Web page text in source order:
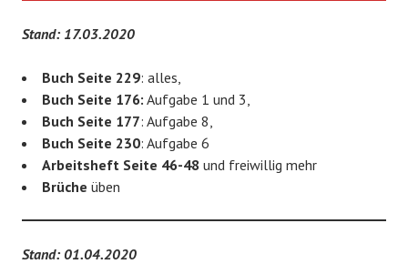
Stand: 17.03.2020
Buch Seite 229: alles,
Buch Seite 176: Aufgabe 1 und 3,
Buch Seite 177: Aufgabe 8,
Buch Seite 230: Aufgabe 6
Arbeitsheft Seite 46-48 und freiwillig mehr
Brüche üben
Stand: 01.04.2020